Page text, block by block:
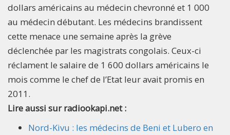
dollars américains au médecin chevronné et 1 000
au médecin débutant.​ Les médecins brandissent
cette menace une semaine après la grève
déclenchée par les magistrats congolais. Ceux-ci
réclament le salaire de 1 600 dollars américains le
mois comme le chef de l’Etat leur avait promis en
2011.
Lire aussi sur radiookapi.net :
Nord-Kivu : les médecins de Beni et Lubero en